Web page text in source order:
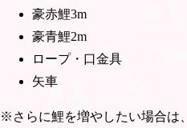
豪赤鯉3m
豪青鯉2m
ロープ・口金具
矢車
※さらに鯉を増やしたい場合は、